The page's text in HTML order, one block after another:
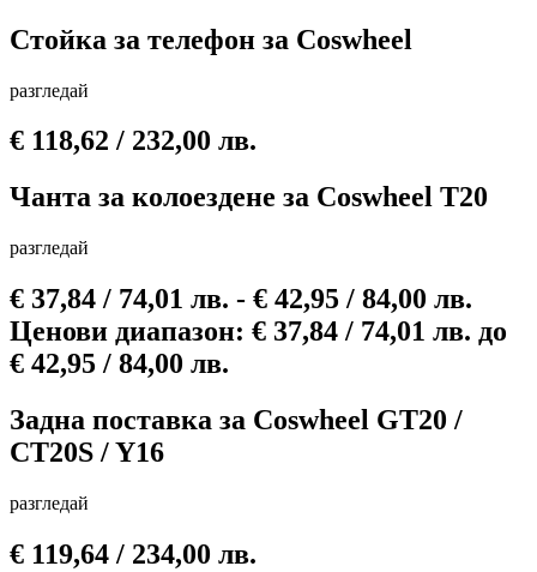
Стойка за телефон за Сoswheel
разгледай
€ 118,62 / 232,00 лв.
Чантa за колоездене за Coswheel T20
разгледай
€ 37,84 / 74,01 лв. - € 42,95 / 84,00 лв.
Ценови диапазон: € 37,84 / 74,01 лв. до
€ 42,95 / 84,00 лв.
Задна поставка за Сoswheel GT20 /
CT20S / Y16
разгледай
€ 119,64 / 234,00 лв.